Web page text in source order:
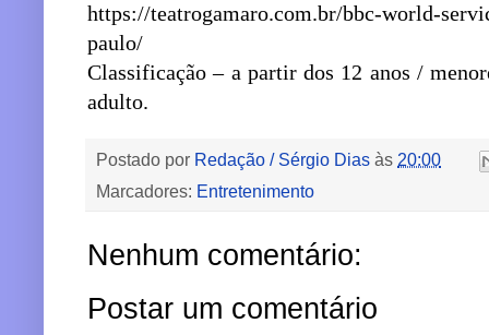
https://teatrogamaro.com.br/bbc-world-
paulo/
Classificação – a partir dos 12 anos /
adulto.
Postado por Redação / Sérgio Dias às 20:00
Marcadores: Entretenimento
Nenhum comentário:
Postar um comentário